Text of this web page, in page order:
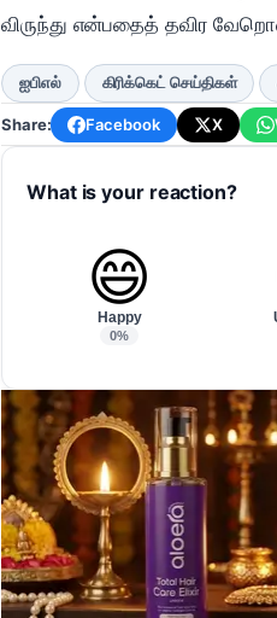
விருந்து என்பதைத் தவிர
ஐபிஎல் கிரிக்கெட் செய்திகள்
Share: Facebook X
What is your reaction?
😄
Happy
0%